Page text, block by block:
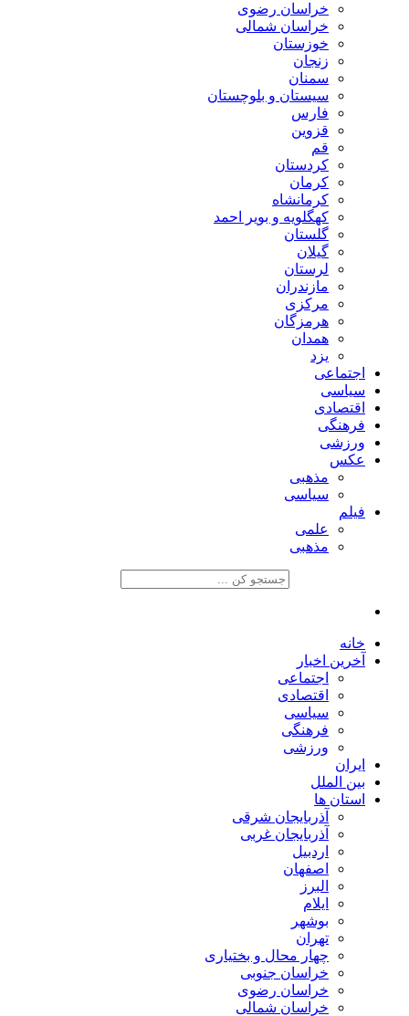
خراسان رضوی
خراسان شمالی
خوزستان
زنجان
سمنان
سیستان و بلوچستان
فارس
قزوین
قم
کردستان
کرمان
کرمانشاه
کهگلویه و بویر احمد
گلستان
گیلان
لرستان
مازندران
مرکزی
هرمزگان
همدان
یزد
اجتماعی
سیاسی
اقتصادی
فرهنگی
ورزشی
عکس
مذهبی
سیاسی
فیلم
علمی
مذهبی
خانه
آخرین اخبار
اجتماعی
اقتصادی
سیاسی
فرهنگی
ورزشی
ایران
بین الملل
استان ها
آذربایجان شرقی
آذربایجان غربی
اردبیل
اصفهان
البرز
ایلام
بوشهر
تهران
چهار محال و بختیاری
خراسان جنوبی
خراسان رضوی
خراسان شمالی